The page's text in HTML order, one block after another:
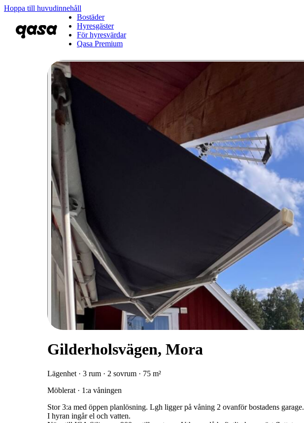
Hoppa till huvudinnehåll
Bostäder
Hyresgäster
För hyresvärdar
Qasa Premium
Gilderholsvägen, Mora
Lägenhet · 3 rum · 2 sovrum · 75 m²
Möblerat · 1:a våningen
Stor 3:a med öppen planlösning. Lgh ligger på våning 2 ovanför bostadens garage.
I hyran ingår el och vatten.